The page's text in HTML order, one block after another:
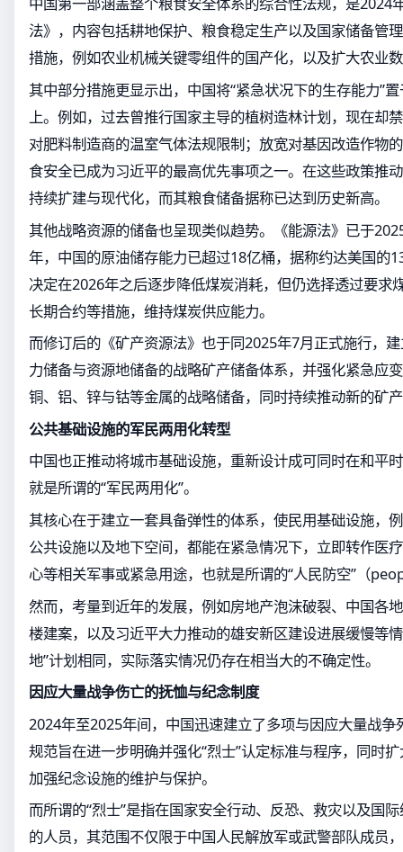
法》，内容包括耕地保护、粮食稳定生产以及国家储备管
措施，例如农业机械关键零组件的国产化，以及扩大农业
其中部分措施更显示出，中国将“紧急状况下的生存能力”
上。例如，过去曾推行国家主导的植树造林计划，现在却
对肥料制造商的温室气体法规限制；放宽对基因改造作物
食安全已成为习近平的最高优先事项之一。在这些政策推
持续扩建与现代化，而其粮食储备据称已达到历史新高。
其他战略资源的储备也呈现类似趋势。《能源法》已于
年，中国的原油储存能力已超过18亿桶，据称约达美国的
决定在2026年之后逐步降低煤炭消耗，但仍选择透过要求
长期合约等措施，维持煤炭供应能力。
而修订后的《矿产资源法》也于同2025年7月正式施行，
力储备与资源地储备的战略矿产储备体系，并强化紧急应
铜、铝、锌与钴等金属的战略储备，同时持续推动新的矿
公共基础设施的军民两用化转型
中国也正推动将城市基础设施，重新设计成可同时在和平
就是所谓的“军民两用化”。
其核心在于建立一套具备弹性的体系，使民用基础设施，
公共设施以及地下空间，都能在紧急情况下，立即转作医
心等相关军事或紧急用途，也就是所谓的“人民防空”（
然而，考量到近年的发展，例如房地产泡沫破裂、中国各
楼建案，以及习近平大力推动的雄安新区建设进展缓慢等
地”计划相同，实际落实情况仍存在相当大的不确定性。
因应大量战争伤亡的抚恤与纪念制度
2024年至2025年间，中国迅速建立了多项与因应大量战
规范旨在进一步明确并强化“烈士”认定标准与程序，同时
加强纪念设施的维护与保护。
而所谓的“烈士”是指在国家安全行动、反恐、救灾以及国
的人员，其范围不仅限于中国人民解放军或武警部队成员